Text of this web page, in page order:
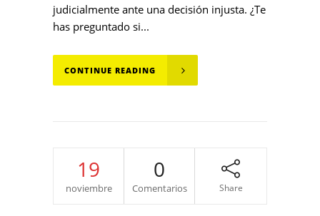
judicialmente ante una decisión injusta. ¿Te
has preguntado si...
CONTINUE READING
19
noviembre
0
Comentarios Share